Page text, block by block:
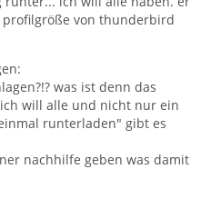
von thunderbird
was ist denn das
will alle und nicht nur ein
runterladen" gibt es
nachhilfe geben was damit